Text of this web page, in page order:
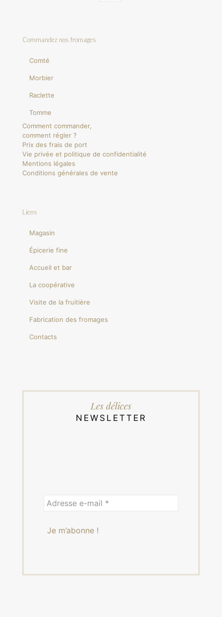
Commandez nos fromages
Comté
Morbier
Raclette
Tomme
Comment commander,
comment régler ?
Prix des frais de port
Vie privée et politique de confidentialité
Mentions légales
Conditions générales de vente
Liens
Magasin
Épicerie fine
Accueil et bar
La coopérative
Visite de la fruitière
Fabrication des fromages
Contacts
Les délices
NEWSLETTER